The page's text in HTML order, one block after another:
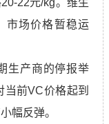
22元/kg。维生
市场价格暂稳运
生产商的停报举
前VC价格起到
幅反弹。